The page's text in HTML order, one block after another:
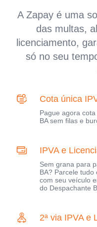
A Zapay é uma
das multas,
licenciamento,
só no seu
Cota única
Pague agora
BA sem filas e
IPVA e
Sem grana para
BA? Parcele
com seu veículo
do Despachante
2ª via IPVA e